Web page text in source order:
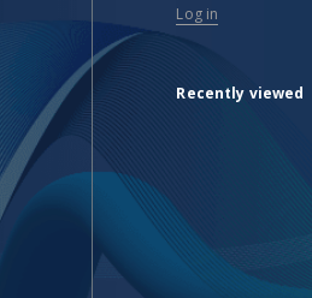
Log in
Recently viewed